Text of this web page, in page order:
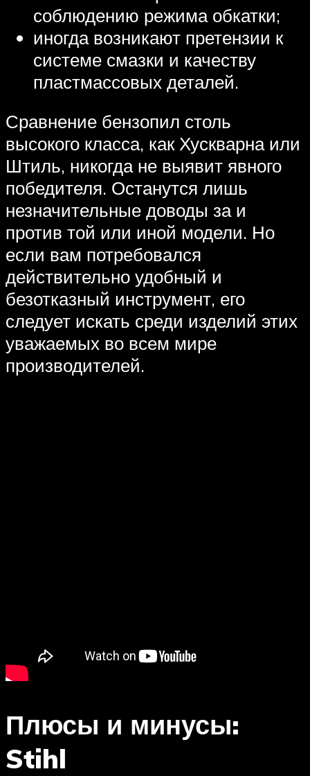
соблюдению режима обкатки;
иногда возникают претензии к
системе смазки и качеству
пластмассовых деталей.
Сравнение бензопил столь
высокого класса, как Хускварна или
Штиль, никогда не выявит явного
победителя. Останутся лишь
незначительные доводы за и
против той или иной модели. Но
если вам потребовался
действительно удобный и
безотказный инструмент, его
следует искать среди изделий этих
уважаемых во всем мире
производителей.
Плюсы и минусы:
Stihl